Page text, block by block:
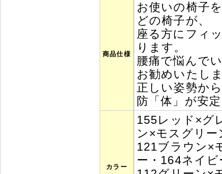
商品仕様
お使いの椅子
どの椅子が、
座る方にフィ
ります。
腰痛で悩んで
お勧めいたし
正しい姿勢か
防「体」が安定
カラー
155レッド×グ
ン×モスグリー
121ブラウン×
ー・164ネイ